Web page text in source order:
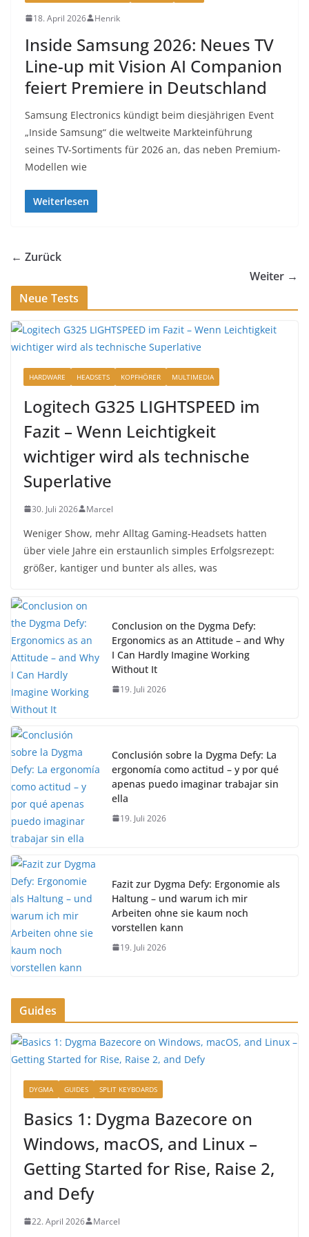
18. April 2026 Henrik
Inside Samsung 2026: Neues TV
Line-up mit Vision AI Companion
feiert Premiere in Deutschland
Samsung Electronics kündigt beim diesjährigen Event
„Inside Samsung“ die weltweite Markteinführung
seines TV-Sortiments für 2026 an, das neben Premium-
Modellen wie
Weiterlesen
← Zurück
Weiter →
Neue Tests
HARDWARE HEADSETS KOPFHÖRER MULTIMEDIA
Logitech G325 LIGHTSPEED im
Fazit – Wenn Leichtigkeit
wichtiger wird als technische
Superlative
30. Juli 2026 Marcel
Weniger Show, mehr Alltag Gaming-Headsets hatten
über viele Jahre ein erstaunlich simples Erfolgsrezept:
größer, kantiger und bunter als alles, was
Conclusion on the Dygma Defy:
Ergonomics as an Attitude – and Why
I Can Hardly Imagine Working
Without It
19. Juli 2026
Conclusión sobre la Dygma Defy: La
ergonomía como actitud – y por qué
apenas puedo imaginar trabajar sin
ella
19. Juli 2026
Fazit zur Dygma Defy: Ergonomie als
Haltung – und warum ich mir
Arbeiten ohne sie kaum noch
vorstellen kann
19. Juli 2026
Guides
DYGMA GUIDES SPLIT KEYBOARDS
Basics 1: Dygma Bazecore on
Windows, macOS, and Linux –
Getting Started for Rise, Raise 2,
and Defy
22. April 2026 Marcel